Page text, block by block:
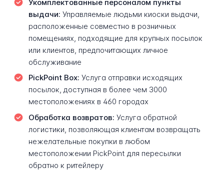
Укомплектованные персоналом пункты
выдачи: Управляемые людьми киоски выдачи,
расположенные совместно в розничных
помещениях, подходящие для крупных посылок
или клиентов, предпочитающих личное
обслуживание
PickPoint Box: Услуга отправки исходящих
посылок, доступная в более чем 3000
местоположениях в 460 городах
Обработка возвратов: Услуга обратной
логистики, позволяющая клиентам возвращать
нежелательные покупки в любом
местоположении PickPoint для пересылки
обратно к ритейлеру